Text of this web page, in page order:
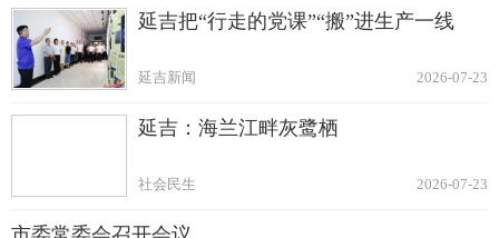
延吉把“行走的党课”“搬”进生产一线
2026-07-23
延吉新闻
延吉：海兰江畔灰鹭栖
2026-07-23
社会民生